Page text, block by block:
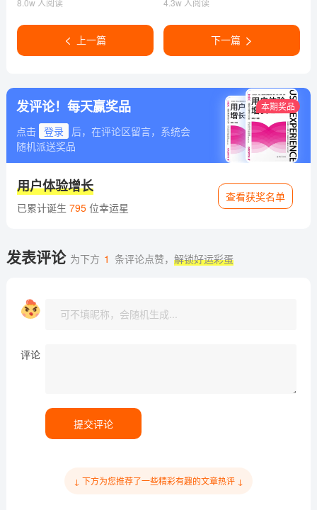
上一篇 下一篇
发评论！每天赢奖品
点击 登录
后，在评论区留言，系统会
随机派送奖品
本期奖品
用户体验增长
已累计诞生 795位幸运星
查看获奖名单
发表评论 为下方 1 条评论点赞，解锁好运彩蛋
评论
提交评论
↓ 下方为您推荐了一些精彩有趣的文章热评 ↓